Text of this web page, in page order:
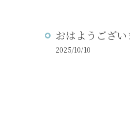
おはようござ
2025/10/10